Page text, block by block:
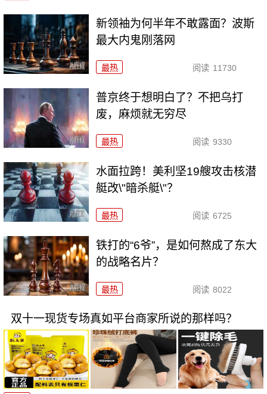
新领袖为何半年不敢露面？波斯
最大内鬼刚落网
最热 阅读 11730
普京终于想明白了？不把乌打
废，麻烦就无穷尽
最热 阅读 9330
水面拉跨！美利坚19艘攻击核潜
艇改\"暗杀艇\"？
最热 阅读 6725
铁打的“6爷”，是如何熬成了东大
的战略名片？
最热 阅读 8022
双十一现货专场真如平台商家所说的那样吗？